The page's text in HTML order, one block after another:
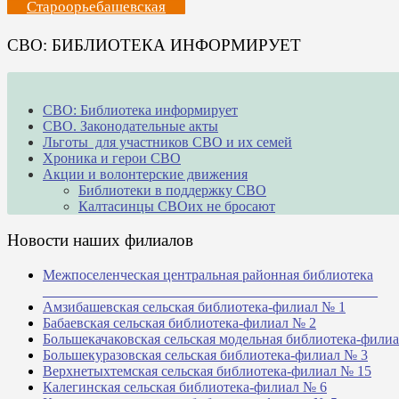
Староорьебашевская
СВО: БИБЛИОТЕКА ИНФОРМИРУЕТ
СВО: Библиотека информирует
СВО. Законодательные акты
Льготы для участников СВО и их семей
Хроника и герои СВО
Акции и волонтерские движения
Библиотеки в поддержку СВО
Калтасинцы СВОих не бросают
Новости наших филиалов
Межпоселенческая центральная районная библиотека
Амзибашевская сельская библиотека-филиал № 1
Бабаевская сельская библиотека-филиал № 2
Большекачаковская сельская модельная библиотека-
Большекуразовская сельская библиотека-филиал № 3
Верхнетыхтемская сельская библиотека-филиал № 15
Калегинская сельская библиотека-филиал № 6